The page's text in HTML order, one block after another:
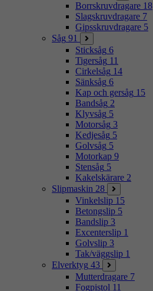
Borrskruvdragare 18
Slagskruvdragare 7
Gipsskruvdragare 5
Såg 91
Sticksåg 6
Tigersåg 11
Cirkelsåg 14
Sänksåg 6
Kap och gersåg 15
Bandsåg 2
Klyvsåg 5
Motorsåg 3
Kedjesåg 5
Golvsåg 5
Motorkap 9
Stensåg 5
Kakelskärare 2
Slipmaskin 28
Vinkelslip 15
Betongslip 5
Bandslip 3
Excenterslip 1
Golvslip 3
Tak/väggslip 1
Elverktyg 43
Mutterdragare 7
Fogpistol 11